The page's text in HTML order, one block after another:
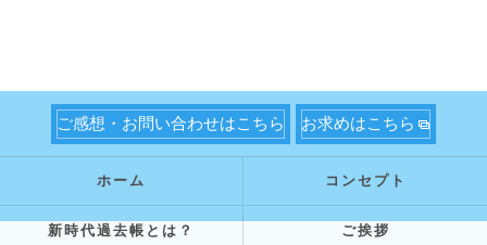
ご感想・お問い合わせはこちら お求めはこちら
ホーム コンセプト
新時代過去帳とは？ ご挨拶